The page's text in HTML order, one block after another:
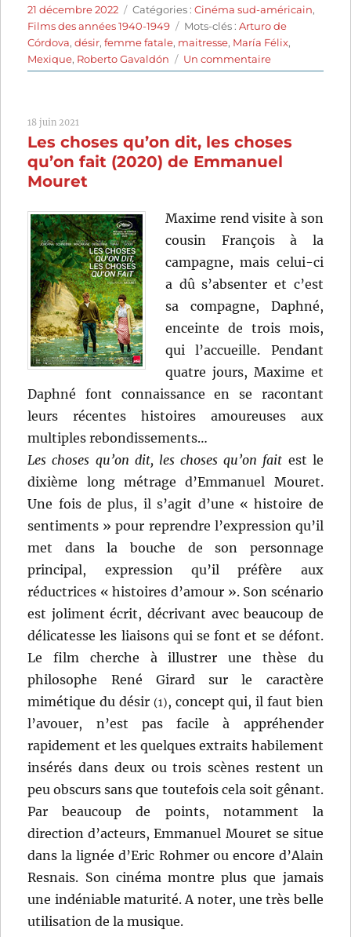
Publié
le
21 décembre 2022 Catégories
Catégories :Cinéma sud-américain,
Films des années 1940-1949
Étiquettes
Mots-clés :Arturo de
Córdova,désir,femme fatale, maitresse, María Félix,
Mexique, Roberto Gavaldón Un commentairesur
La
de
Roberto
18 juin 2021
Les choses qu’on dit, les choses
qu’on fait (2020) de Emmanuel
Mouret
Maxime rend visite à son
cousin François à la
campagne, mais celui-ci
a dû s’absenter et c’est
sa compagne, Daphné,
enceinte de trois mois,
qui l’accueille. Pendant
quatre jours, Maxime et
Daphné font connaissance en se racontant
leurs récentes histoires amoureuses aux
multiples rebondissements…
Les choses qu’on dit, les choses qu’on fait est le
dixième long métrage d’Emmanuel Mouret.
Une fois de plus, il s’agit d’une « histoire de
sentiments » pour reprendre l’expression qu’il
met dans la bouche de son personnage
principal, expression qu’il préfère aux
réductrices « histoires d’amour ». Son scénario
est joliment écrit, décrivant avec beaucoup de
délicatesse les liaisons qui se font et se défont.
Le film cherche à illustrer une thèse du
philosophe René Girard sur le caractère
mimétique du désir (1), concept qui, il faut bien
l’avouer, n’est pas facile à appréhender
rapidement et les quelques extraits habilement
insérés dans deux ou trois scènes restent un
peu obscurs sans que toutefois cela soit gênant.
Par beaucoup de points, notamment la
direction d’acteurs, Emmanuel Mouret se situe
dans la lignée d’Eric Rohmer ou encore d’Alain
Resnais. Son cinéma montre plus que jamais
une indéniable maturité. A noter, une très belle
utilisation de la musique.